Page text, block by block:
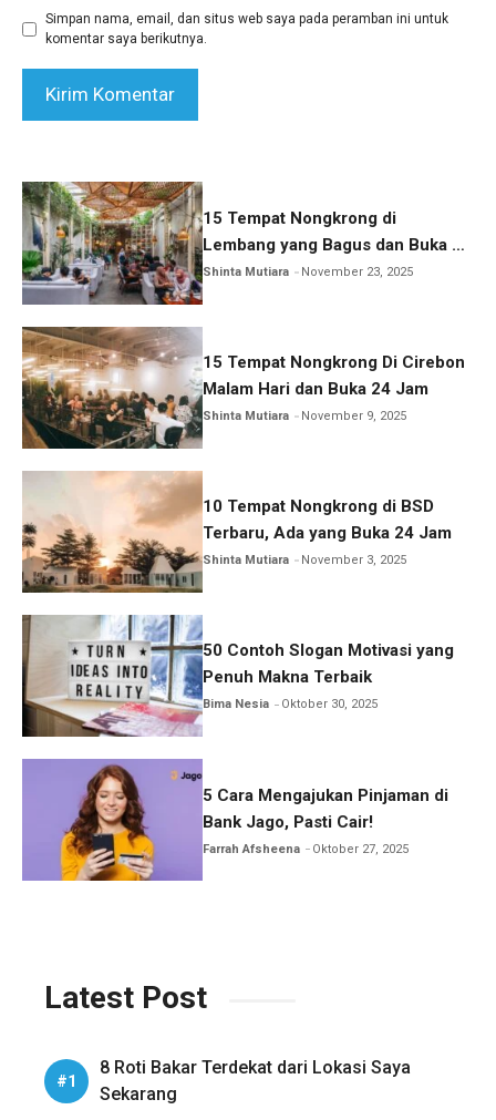
Simpan nama, email, dan situs web saya pada peramban ini untuk
komentar saya berikutnya.
15 Tempat Nongkrong di
Lembang yang Bagus dan Buka 24
Jam
Shinta Mutiara November 23, 2025
15 Tempat Nongkrong Di Cirebon
Malam Hari dan Buka 24 Jam
Shinta Mutiara November 9, 2025
10 Tempat Nongkrong di BSD
Terbaru, Ada yang Buka 24 Jam
Shinta Mutiara November 3, 2025
50 Contoh Slogan Motivasi yang
Penuh Makna Terbaik
Bima Nesia Oktober 30, 2025
5 Cara Mengajukan Pinjaman di
Bank Jago, Pasti Cair!
Farrah Afsheena Oktober 27, 2025
Latest Post
8 Roti Bakar Terdekat dari Lokasi Saya
Sekarang